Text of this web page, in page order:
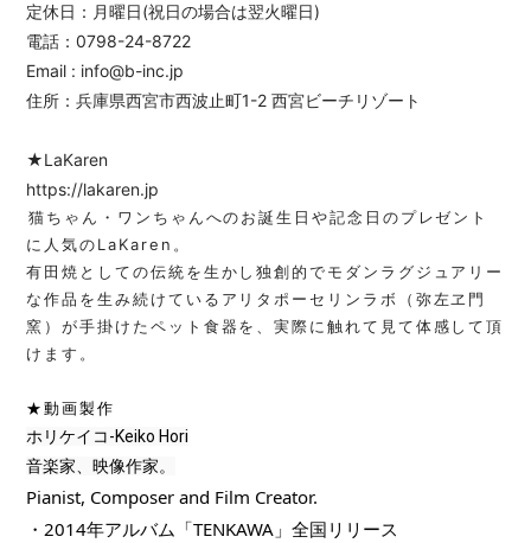
定休日：月曜日(祝日の場合は翌火曜日)
電話：0798-24-8722
Email : info@b-inc.jp
住所：兵庫県西宮市西波止町1-2 西宮ビーチリゾート
★LaKaren
https://lakaren.jp
⁡猫ちゃん・ワンちゃんへのお誕生日や記念日のプレゼント
に人気のLaKaren。
有田焼としての伝統を生かし独創的でモダンラグジュアリー
な作品を生み続けているアリタポーセリンラボ（弥左ヱ門
窯）が手掛けたペット食器を、実際に触れて見て体感して頂
けます。
★動画製作
ホリケイコ-Keiko Hori
Pianist, Composer and Film Creator.
・2014年アルバム「TENKAWA」全国リリース